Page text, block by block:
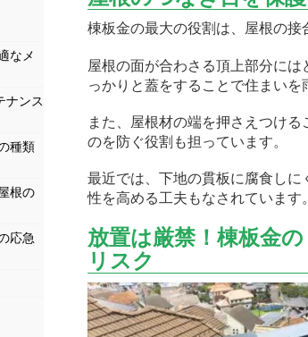
なメ
ナンス
種類
根の
応急
棟板金の最大の役割は、屋根の接
屋根の面が合わさる頂上部分に
っかりと蓋をすることで住まいを
また、屋根材の端を押さえつけ
のを防ぐ役割も担っています。
最近では、下地の貫板に腐食し
性を高める工夫もなされています。
放置は厳禁！棟板金
リスク